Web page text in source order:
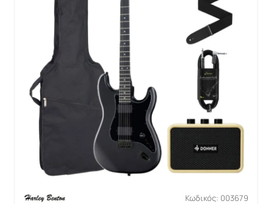
Κωδικός: 003679